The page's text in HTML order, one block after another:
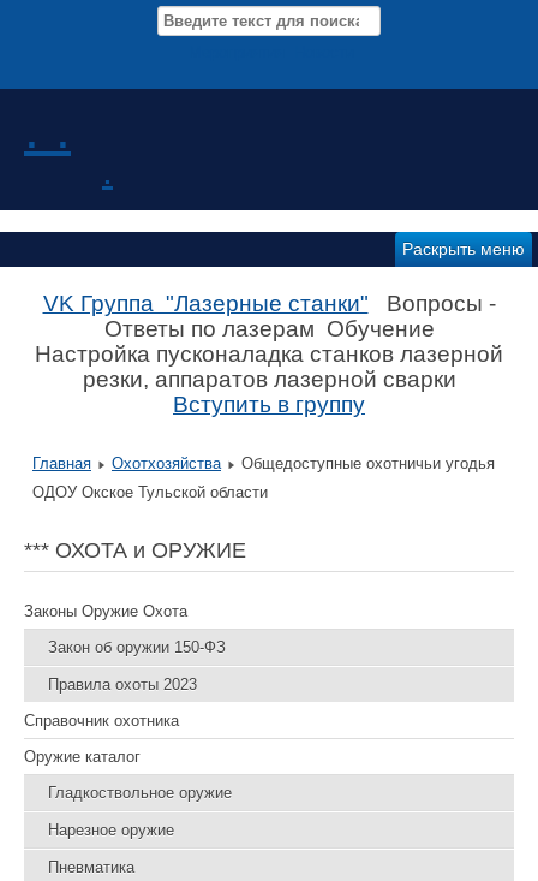
. .
.
Раскрыть меню
VK Группа "Лазерные станки" Вопросы -
Ответы по лазерам Обучение
Настройка пусконаладка станков лазерной
резки, аппаратов лазерной сварки
Вступить в группу
Главная Охотхозяйства
Общедоступные охотничьи угодья
ОДОУ Окское Тульской области
*** ОХОТА и ОРУЖИЕ
Законы Оружие Охота
Закон об оружии 150-ФЗ
Правила охоты 2023
Справочник охотника
Оружие каталог
Гладкоствольное оружие
Нарезное оружие
Пневматика